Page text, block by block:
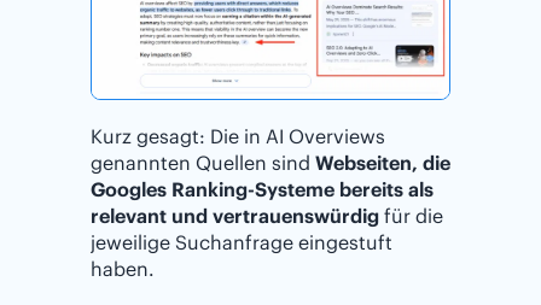
Kurz gesagt: Die in AI Overviews
genannten Quellen sind Webseiten, die
Googles Ranking-Systeme bereits als
relevant und vertrauenswürdig für die
jeweilige Suchanfrage eingestuft
haben.